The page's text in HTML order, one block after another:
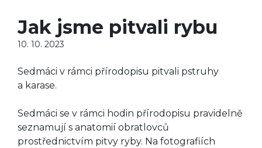
Jak jsme pitvali rybu
10. 10. 2023
Sedmáci v rámci přírodopisu pitvali pstruhy
a karase.
Sedmáci se v rámci hodin přírodopisu pravidelně
seznamují s anatomií obratlovců
prostřednictvím pitvy ryby. Na fotografiích